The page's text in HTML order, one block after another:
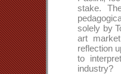
stake.
solely by
art
reflection
to
industry?